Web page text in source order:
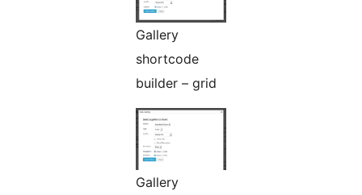
Gallery
shortcode
builder – grid
Gallery